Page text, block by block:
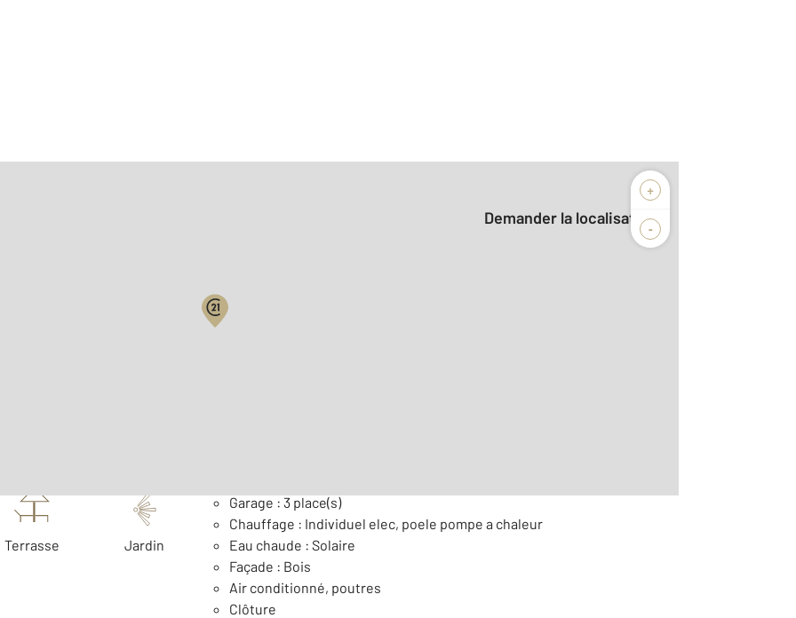
+
-
Demander la localisation
Terrasse Jardin
Garage : 3 place(s)
Chauffage : Individuel elec, poele pompe a chaleur
Eau chaude : Solaire
Façade : Bois
Air conditionné, poutres
Clôture